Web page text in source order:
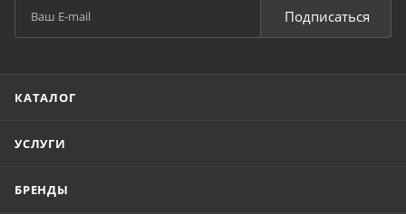
Подписаться
КАТАЛОГ
УСЛУГИ
БРЕНДЫ